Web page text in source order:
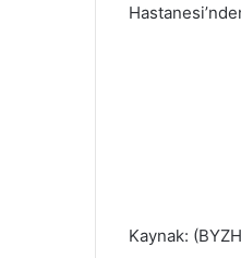
Kaynak: